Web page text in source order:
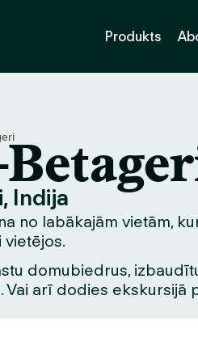
Produkts
Indija
no labākajām vietām,
domubiedrus,
Vai arī dodies ekskursijā